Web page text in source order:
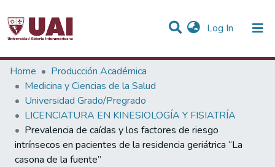
Log In (current)
Statistics
Communities & Collections
All of DSpace
Home
Producción Académica
Medicina y Ciencias de la Salud
Universidad Grado/Pregrado
LICENCIATURA EN KINESIOLOGÍA Y FISIATRÍA
Prevalencia de caídas y los factores de riesgo
intrínsecos en pacientes de la residencia geriátrica “La
casona de la fuente”